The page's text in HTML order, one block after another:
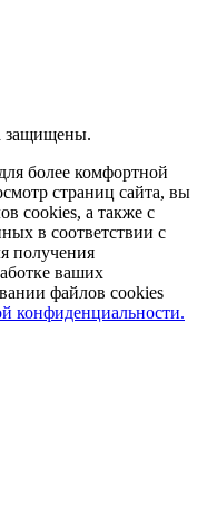
защищены.
более комфортной
страниц сайта, вы
cookies, а также с
в соответствии с
получения
ваших
файлов cookies
конфиденциальности.